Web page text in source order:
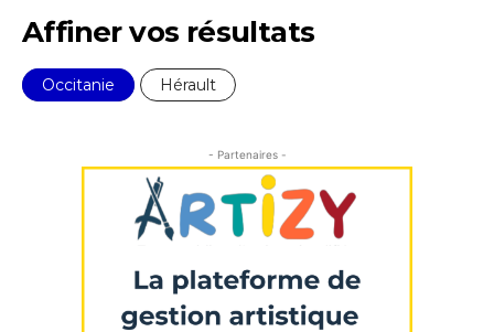
J'accepte lestermes et conditions
Prénom
J'accepte lestermes et conditions
* Champ obligatoire
Affiner vos résultats
Occitanie Hérault
- Partenaires -